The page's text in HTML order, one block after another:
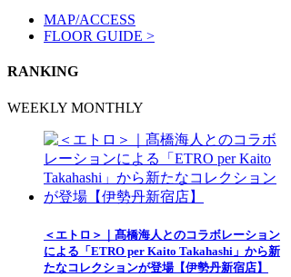
MAP/ACCESS
FLOOR GUIDE >
RANKING
WEEKLY MONTHLY
＜エトロ＞｜髙橋海人とのコラボレーション
による「ETRO per Kaito Takahashi」から新
たなコレクションが登場【伊勢丹新宿店】